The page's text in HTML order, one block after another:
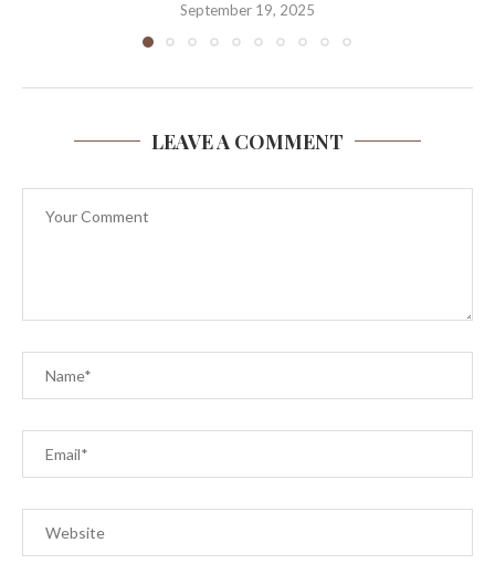
September 19, 2025
LEAVE A COMMENT